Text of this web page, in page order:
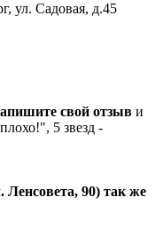
ул. Садовая, д.45
свой отзыв и
5 звезд -
Ленсовета, 90) так же